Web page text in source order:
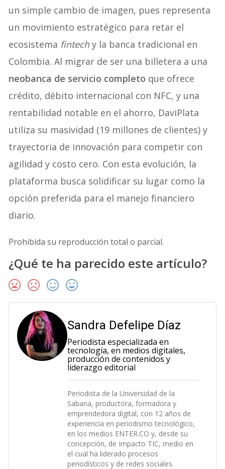
un simple cambio de imagen, pues representa
un movimiento estratégico para retar el
ecosistema fintechy la banca tradicional en
Colombia. Al migrar de ser una billetera a una
neobanca de servicio completo que ofrece
crédito, débito internacional con NFC, y una
rentabilidad notable en el ahorro, DaviPlata
utiliza su masividad (19 millones de clientes) y
trayectoria de innovación para competir con
agilidad y costo cero. Con esta evolución, la
plataforma busca solidificar su lugar como la
opción preferida para el manejo financiero
diario.
Prohibida su reproducción total o parcial.
¿Qué te ha parecido este artículo?
Sandra Defelipe Díaz
Periodista especializada en
tecnología, en medios digitales,
producción de contenidos y
liderazgo editorial
Periodista de la Universidad de la
Sabana, productora, formadora y
emprendedora digital, con 12 años de
experiencia en periodismo tecnológico,
en los medios ENTER.CO y, desde su
concepción, de Impacto TIC, medio en
el cual ha liderado procesos
periodísticos y de redes sociales.